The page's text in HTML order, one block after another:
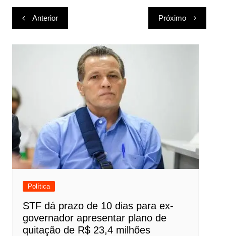
Navegação
de
Post
Anterior Próximo
Política
STF dá prazo de 10 dias para ex-
governador apresentar plano de
quitação de R$ 23,4 milhões